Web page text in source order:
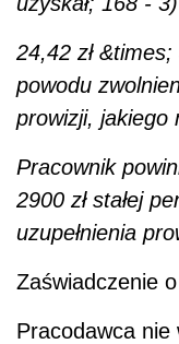
24,42 zł
powodu
prowizji, jakiego
Pracownik
2900 zł stałej
uzupełnienia
Zaświadczenie
Pracodawca nie